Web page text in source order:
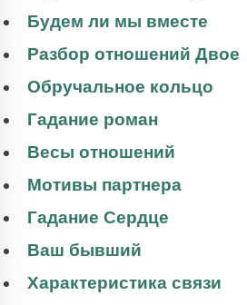
Будем ли мы вместе
Разбор отношений Двое
Обручальное кольцо
Гадание роман
Весы отношений
Мотивы партнера
Гадание Сердце
Ваш бывший
Характеристика связи